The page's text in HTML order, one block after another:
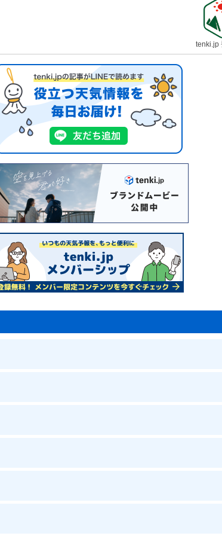
tenki.jp